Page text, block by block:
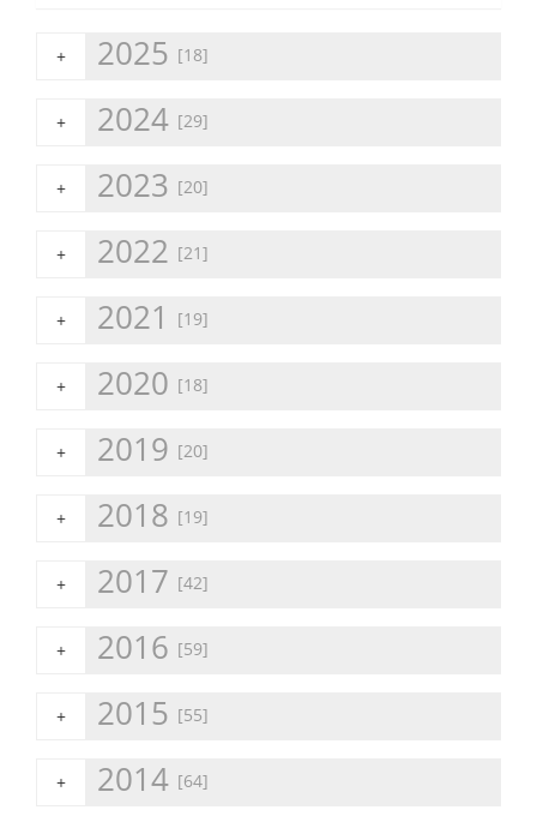
+ 2025 [18]
+ 2024 [29]
+ 2023 [20]
+ 2022 [21]
+ 2021 [19]
+ 2020 [18]
+ 2019 [20]
+ 2018 [19]
+ 2017 [42]
+ 2016 [59]
+ 2015 [55]
+ 2014 [64]